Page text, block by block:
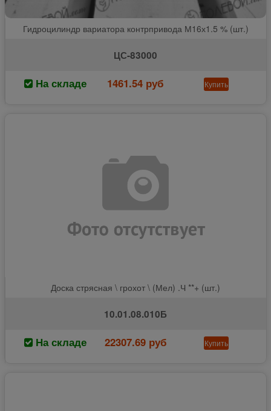
Гидроцилиндр вариатора контрпривода М16х1.5 % (шт.)
ЦС-83000
На складе 1461.54 руб Купить
Доска стрясная \ грохот \ (Мел) .Ч **+ (шт.)
10.01.08.010Б
На складе 22307.69 руб Купить